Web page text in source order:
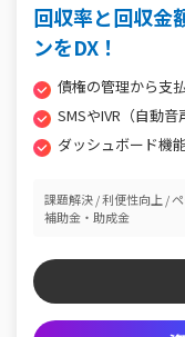
回収率と回収金
ンをDX！
債権の管理から支
SMSやIVR（自動
ダッシュボード機
課題解決 利便性向上
補助金・助成金